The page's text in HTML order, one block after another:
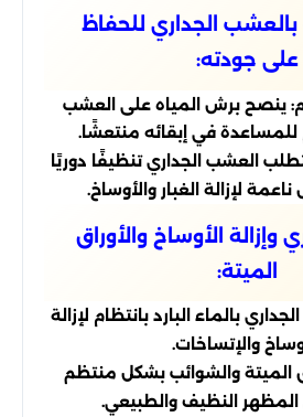
بالعشب الجداري للحفاظ
على جودته:
ينصح برش المياه على العشب
للمساعدة في إبقائه منتعشًا.
العشب الجداري تنظيفًا دوريًا
لإزالة الغبار والأوساخ.
وإزالة الأوساخ والأوراق
الميتة:
بالماء البارد بانتظام لإزالة
والإتساخات.
الميتة والشوائب بشكل منتظم
المظهر النظيف والطبيعي.